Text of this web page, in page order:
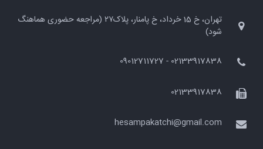
تهران، خ 15 خرداد، خ پامنار، پلاک۲۷ (مراجعه حضوری هماهنگ
شود)
02133917838 - 09012711727
02133917838
hesampakatchi@gmail.com